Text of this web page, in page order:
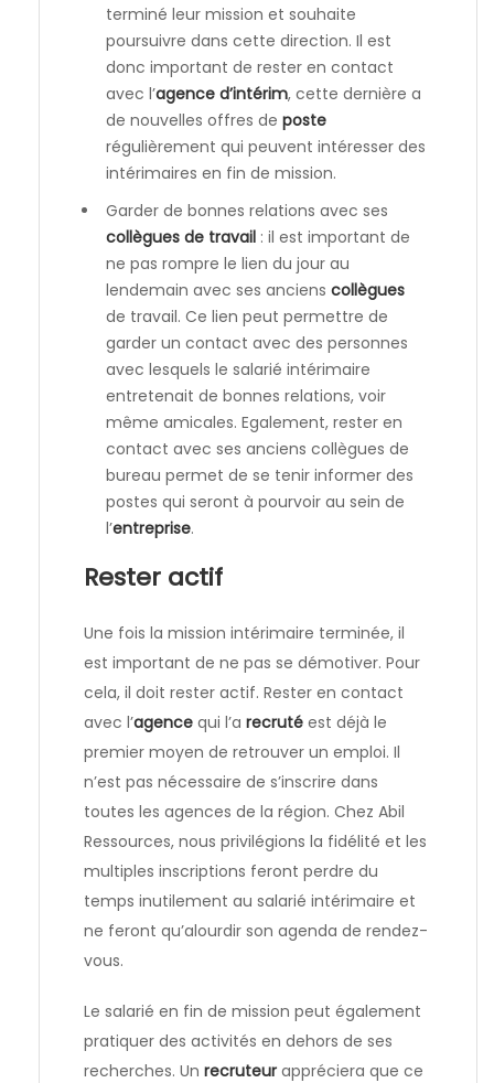
terminé leur mission et souhaite
poursuivre dans cette direction. Il est
donc important de rester en contact
avec l’agence d’intérim, cette dernière a
de nouvelles offres de poste
régulièrement qui peuvent intéresser des
intérimaires en fin de mission.
Garder de bonnes relations avec ses
collègues de travail : il est important de
ne pas rompre le lien du jour au
lendemain avec ses anciens collègues
de travail. Ce lien peut permettre de
garder un contact avec des personnes
avec lesquels le salarié intérimaire
entretenait de bonnes relations, voir
même amicales. Egalement, rester en
contact avec ses anciens collègues de
bureau permet de se tenir informer des
postes qui seront à pourvoir au sein de
l’entreprise.
Rester actif
Une fois la mission intérimaire terminée, il
est important de ne pas se démotiver. Pour
cela, il doit rester actif. Rester en contact
avec l’agence qui l’a recruté est déjà le
premier moyen de retrouver un emploi. Il
n’est pas nécessaire de s’inscrire dans
toutes les agences de la région. Chez Abil
Ressources, nous privilégions la fidélité et les
multiples inscriptions feront perdre du
temps inutilement au salarié intérimaire et
ne feront qu’alourdir son agenda de rendez-
vous.
Le salarié en fin de mission peut également
pratiquer des activités en dehors de ses
recherches. Un recruteur appréciera que ce